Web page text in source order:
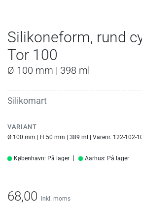
Silikoneform, rund
Tor 100
Ø 100 mm | 398 ml
Silikomart
VARIANT
Ø 100 mm | H 50 mm | 389 ml | Varenr. 122-102-
København: På lager Aarhus: På lager
68,00 Inkl. moms